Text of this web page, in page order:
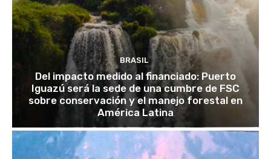
BRASIL
Del impacto medido al financiado: Puerto
Iguazú será la sede de una cumbre de FSC
sobre conservación y el manejo forestal en
América Latina